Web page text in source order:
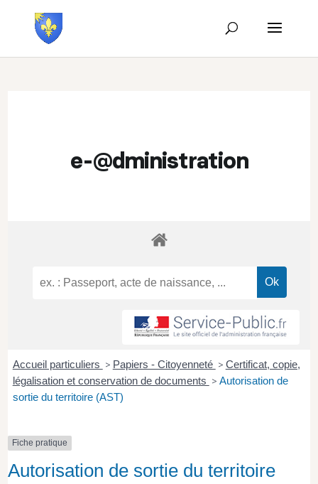
e-@dministration
Accueil particuliers > Papiers - Citoyenneté > Certificat, copie,
légalisation et conservation de documents > Autorisation de
sortie du territoire (AST)
Fiche pratique
Autorisation de sortie du territoire